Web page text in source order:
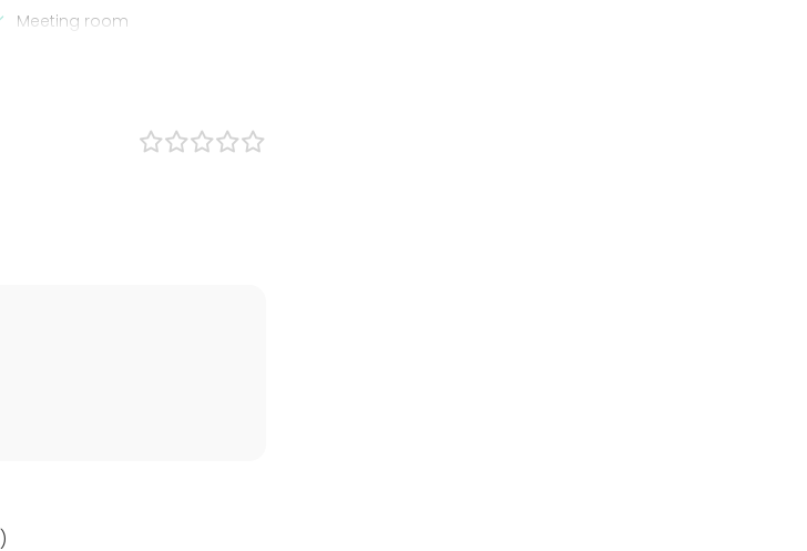
Meeting room
)